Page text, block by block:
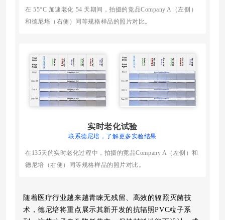
在 55°C 加速老化 54 天期间，拍摄的竞品Company A（左侧）
和德尼培（右侧）同等规格样品的照片对比。
实时老化试验
联系德尼培，了解更多实验结果
在135天的实时老化过程中，拍摄的竞品Company A（左侧）和
德尼培（右侧）同等规格样品的照片对比。
随着医疗行业越来越青睐无残留、高效的辐照灭菌技
术，德尼培将重点展示其新开发的抗辐照PVC粒子系